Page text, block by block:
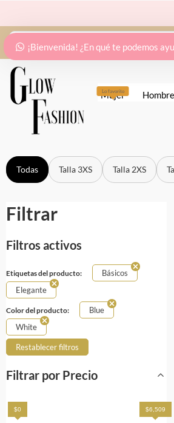
al
contenido
Search
Lo favorito
Mujer Hombre
Todas Talla 3XS Talla 2XS
Filtrar
Filtros activos
Etiquetas del producto:
Básicos
Elegante
Color del producto:
Blue
White
Restablecer filtros
Filtrar por Precio
$0 $6,509
¡Bienvenida! ¿En qué te podemos